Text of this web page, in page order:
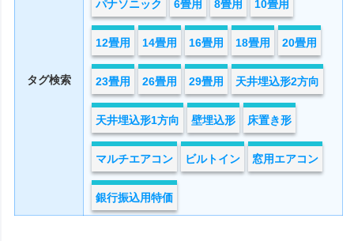
タグ検索
パナソニック 6畳用 8畳用 10畳用
12畳用 14畳用 16畳用 18畳用 20畳用
23畳用 26畳用 29畳用 天井埋込形2方向
天井埋込形1方向 壁埋込形 床置き形
マルチエアコン ビルトイン 窓用エアコン
銀行振込用特価